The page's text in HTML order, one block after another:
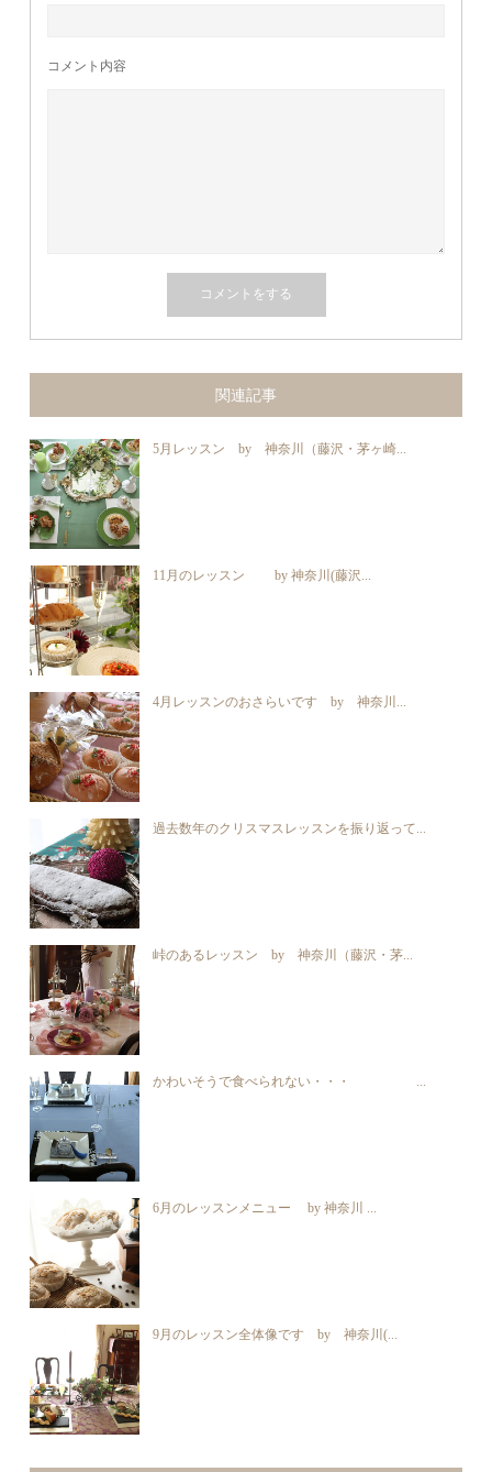
コメント内容
関連記事
5月レッスン by 神奈川（藤沢・茅ヶ崎...
11月のレッスン by 神奈川(藤沢...
4月レッスンのおさらいです by 神奈川...
過去数年のクリスマスレッスンを振り返って...
峠のあるレッスン by 神奈川（藤沢・茅...
かわいそうで食べられない・・・ ...
6月のレッスンメニュー by 神奈川 ...
9月のレッスン全体像です by 神奈川(...